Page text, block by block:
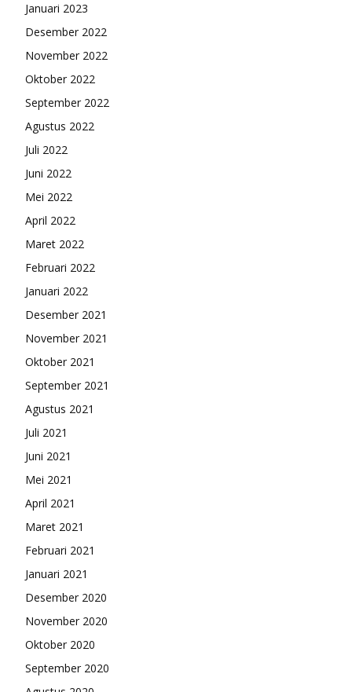
Januari 2023
Desember 2022
November 2022
Oktober 2022
September 2022
Agustus 2022
Juli 2022
Juni 2022
Mei 2022
April 2022
Maret 2022
Februari 2022
Januari 2022
Desember 2021
November 2021
Oktober 2021
September 2021
Agustus 2021
Juli 2021
Juni 2021
Mei 2021
April 2021
Maret 2021
Februari 2021
Januari 2021
Desember 2020
November 2020
Oktober 2020
September 2020